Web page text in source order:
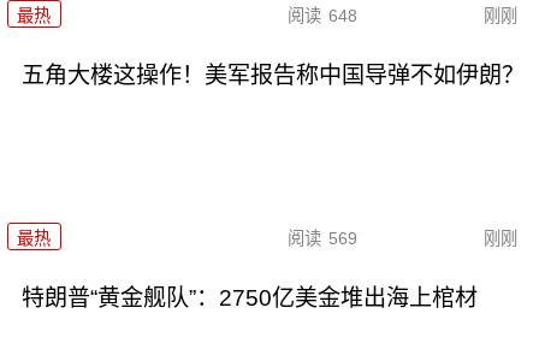
最热 阅读 648 刚刚
五角大楼这操作！美军报告称中国导弹不如伊朗？
最热 阅读 569 刚刚
特朗普“黄金舰队”：2750亿美金堆出海上棺材